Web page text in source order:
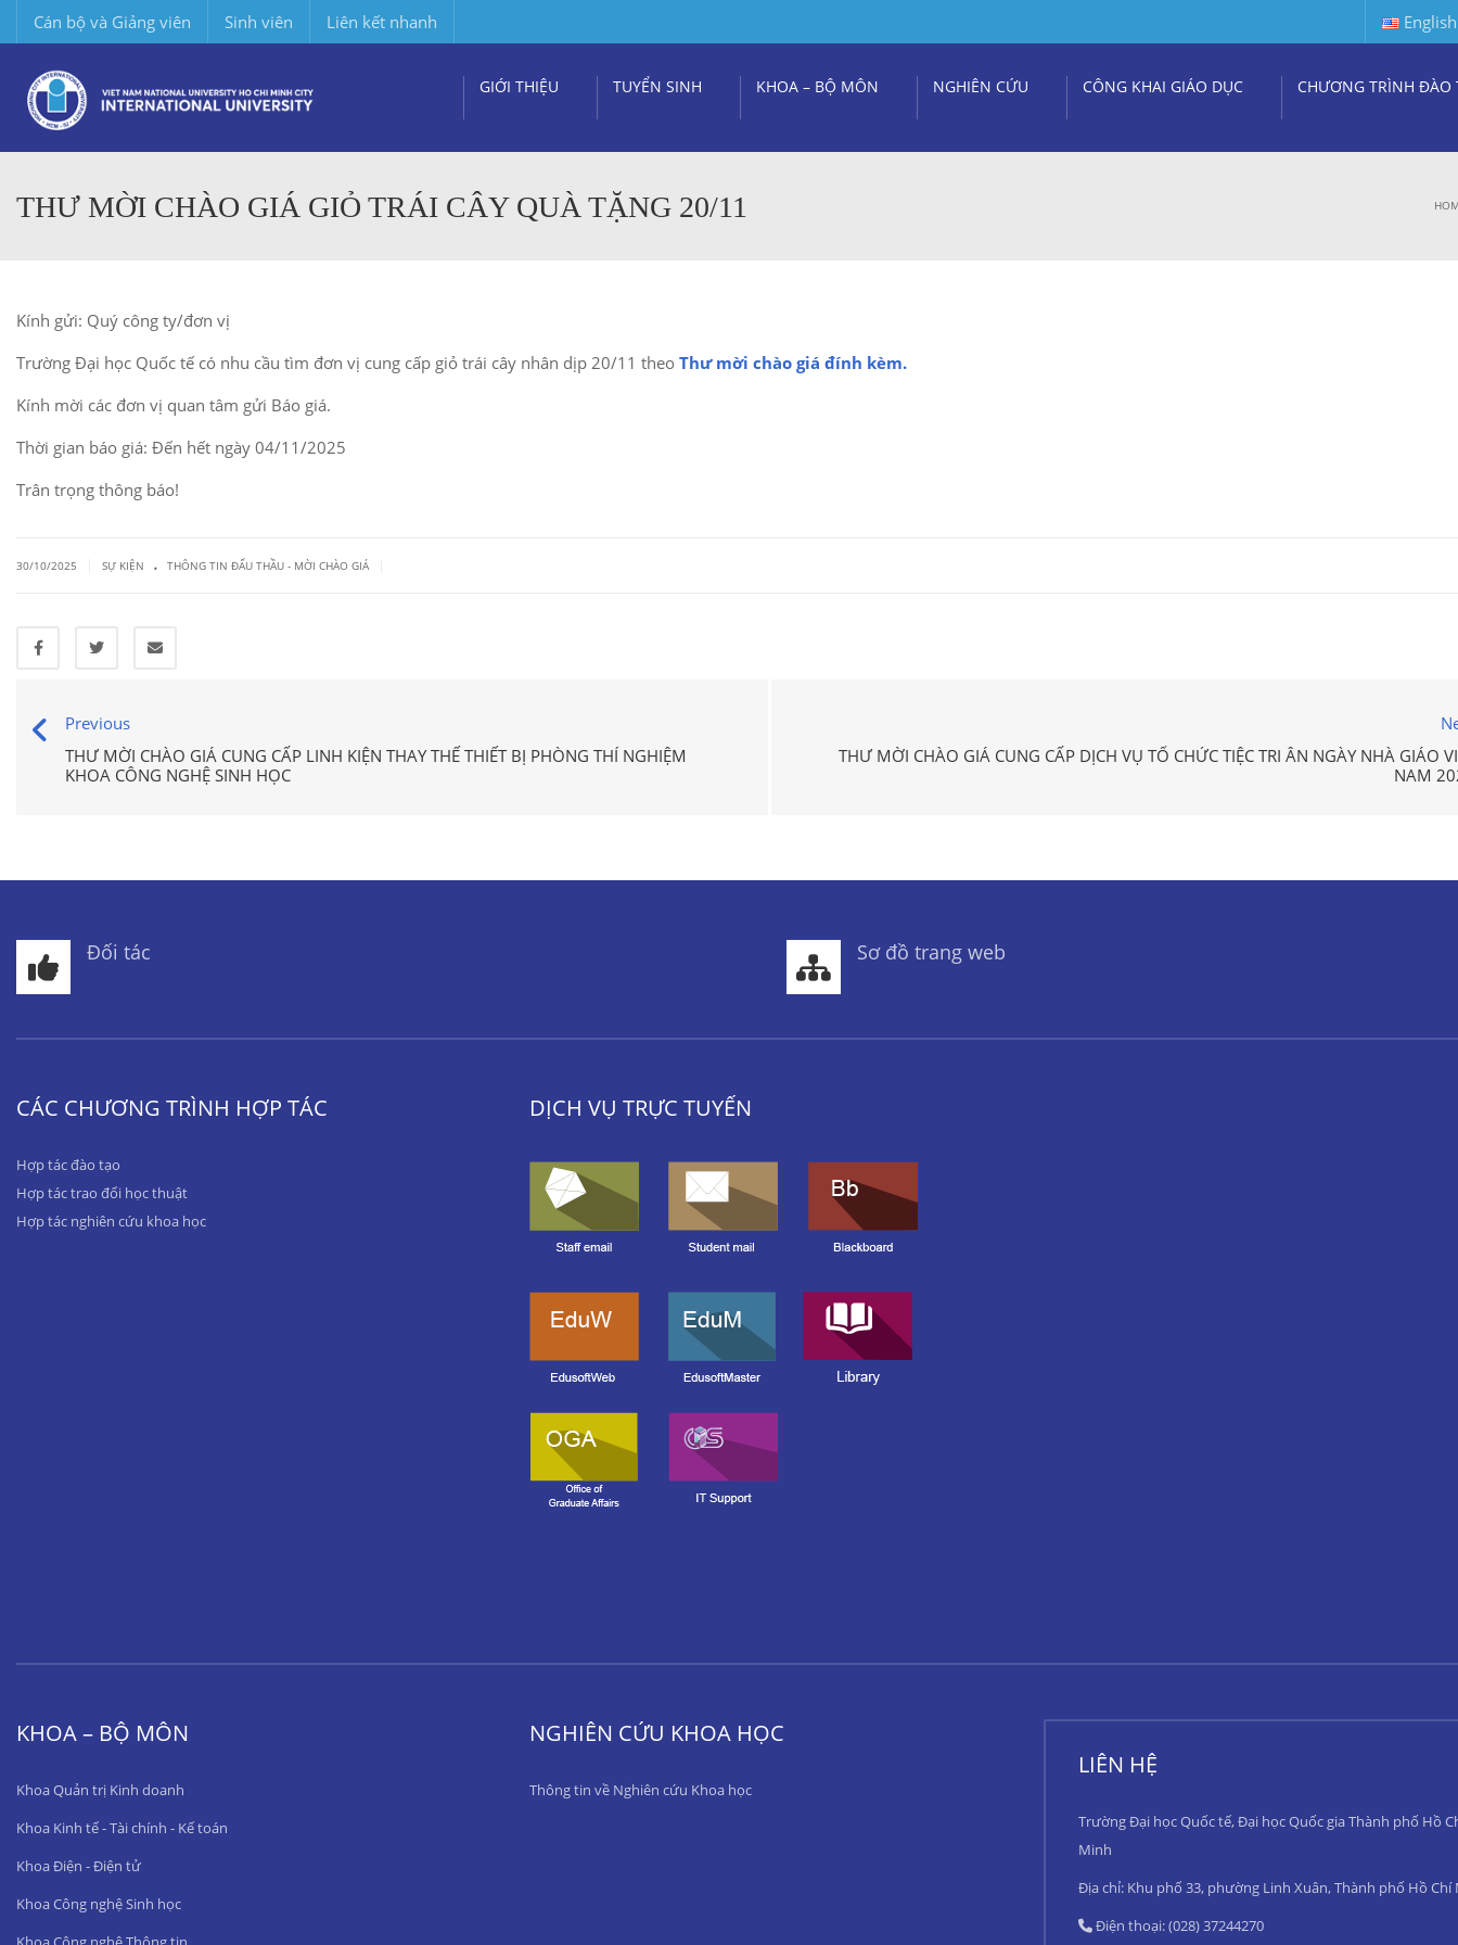
Cán bộ và Giảng viên Sinh viên Liên kết nhanh English
GIỚI THIỆU TUYỂN SINH KHOA – BỘ MÔN NGHIÊN CỨU CÔNG KHAI GIÁO DỤC CHƯƠNG TRÌNH ĐÀO
THƯ MỜI CHÀO GIÁ GIỎ TRÁI CÂY QUÀ TẶNG 20/11
Kính gửi: Quý công ty/đơn vị
Trường Đại học Quốc tế có nhu cầu tìm đơn vị cung cấp giỏ trái cây nhân dịp 20/11 theo Thư mời chào giá đính kèm.
Kính mời các đơn vị quan tâm gửi Báo giá.
Thời gian báo giá: Đến hết ngày 04/11/2025
Trân trọng thông báo!
30/10/2025 SỰ KIỆN . THÔNG TIN ĐẤU THẦU - MỜI CHÀO GIÁ
Previous
THƯ MỜI CHÀO GIÁ CUNG CẤP LINH KIỆN THAY THẾ THIẾT BỊ PHÒNG THÍ NGHIỆM
KHOA CÔNG NGHỆ SINH HỌC
THƯ MỜI CHÀO GIÁ CUNG CẤP DỊCH VỤ TỔ CHỨC TIỆC TRI ÂN NGÀY NHÀ GIÁO
NAM
Đối tác Sơ đồ trang web
CÁC CHƯƠNG TRÌNH HỢP TÁC
Hợp tác đào tạo
Hợp tác trao đổi học thuật
Hợp tác nghiên cứu khoa học
DỊCH VỤ TRỰC TUYẾN
KHOA – BỘ MÔN
Khoa Quản trị Kinh doanh
Khoa Kinh tế - Tài chính - Kế toán
Khoa Điện - Điện tử
Khoa Công nghệ Sinh học
NGHIÊN CỨU KHOA HỌC
Thông tin về Nghiên cứu Khoa học
LIÊN HỆ
Trường Đại học Quốc tế, Đại học Quốc gia Thành phố Hồ
Minh
Địa chỉ: Khu phố 33, phường Linh Xuân, Thành phố Hồ Chí
Điện thoại: (028) 37244270